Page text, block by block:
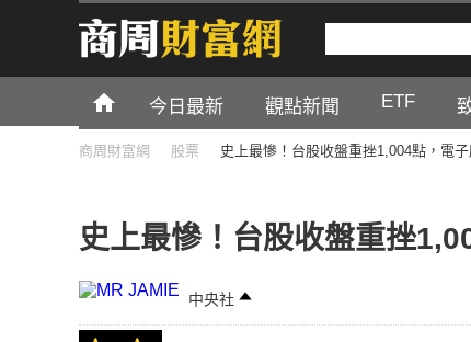
今日最新 觀點新聞 ETF
商周財富網 股票 史上最慘！台股收盤重挫1,004點，電
史上最慘！台股收盤重挫
中央社